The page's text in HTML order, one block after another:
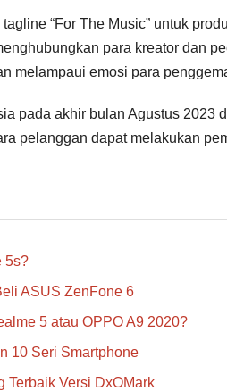
“For The Music” untuk
para kreator dan
melampaui emosi para
pada akhir bulan Agustus 2023
pelanggan dapat melakukan
5s?
ASUS ZenFone 6
5 atau OPPO A9 2020?
10 Seri Smartphone
Terbaik Versi DxOMark